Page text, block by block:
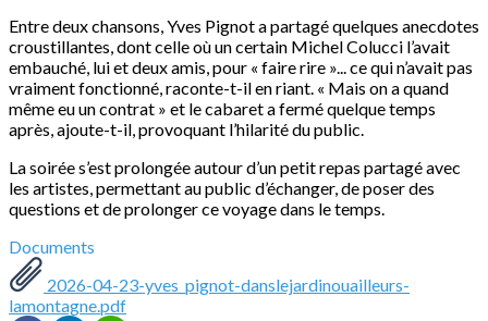
Entre deux chansons, Yves Pignot a partagé quelques anecdotes
croustillantes, dont celle où un certain Michel Colucci l’avait
embauché, lui et deux amis, pour « faire rire »... ce qui n’avait pas
vraiment fonctionné, raconte-t-il en riant. « Mais on a quand
même eu un contrat » et le cabaret a fermé quelque temps
après, ajoute-t-il, provoquant l’hilarité du public.
La soirée s’est prolongée autour d’un petit repas partagé avec
les artistes, permettant au public d’échanger, de poser des
questions et de prolonger ce voyage dans le temps.
Documents
2026-04-23-yves_pignot-danslejardinouailleurs-
lamontagne.pdf